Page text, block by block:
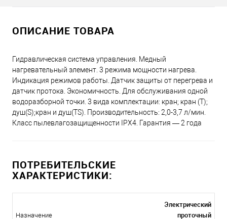
ОПИСАНИЕ ТОВАРА
Гидравлическая система управления. Медный
нагревательный элемент. 3 режима мощности нагрева.
Индикация режимов работы. Датчик защиты от перегрева и
датчик протока. Экономичность. Для обслуживания одной
водоразборной точки. 3 вида комплектации: кран; кран (T);
душ(S);кран и душ(TS). Производительность: 2,0-3,7 л/мин.
Класс пылевлагозащищенности IPX4. Гарантия — 2 года
ПОТРЕБИТЕЛЬСКИЕ
ХАРАКТЕРИСТИКИ:
Назначение
Электрический
проточный